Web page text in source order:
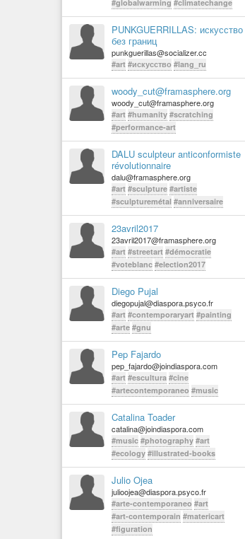
#globalwarming #climatechange
PUNKGUERRILLAS: искусство
без границ
punkguerillas@socializer.cc
#art #искусство #lang_ru
woody_cut@framasphere.org
woody_cut@framasphere.org
#art #humanity #scratching
#performance-art
DALU sculpteur anticonformiste
révolutionnaire
dalu@framasphere.org
#art #sculpture #artiste
#sculpturemétal #anniversaire
23avril2017
23avril2017@framasphere.org
#art #streetart #démocratie
#voteblanc #election2017
Diego Pujal
diegopujal@diaspora.psyco.fr
#art #contemporaryart #painting
#arte #gnu
Pep Fajardo
pep_fajardo@joindiaspora.com
#art #escultura #cine
#artecontemporaneo #music
Catalina Toader
catalina@joindiaspora.com
#music #photography #art
#ecology #illustrated-books
Julio Ojea
julioojea@diaspora.psyco.fr
#arte-contemporaneo #art
#art-contemporain #matericart
#figuration